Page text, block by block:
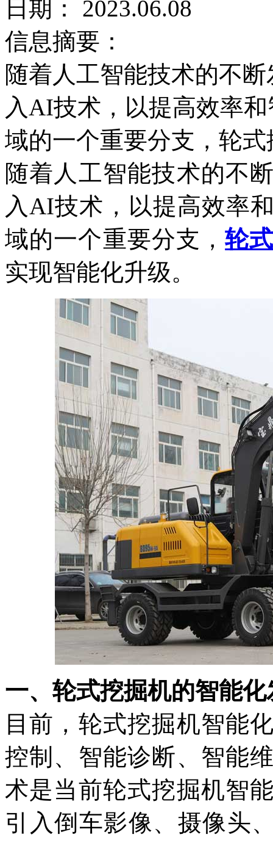
日期： 2023.06.08
信息摘要：
随着人工智能技术的不
入AI技术，以提高效率
域的一个重要分支，轮
随着人工智能技术的不
入AI技术，以提高效率
域的一个重要分支，轮
实现智能化升级。
一、轮式挖掘机的智能
目前，轮式挖掘机智能
控制、智能诊断、智能
术是当前轮式挖掘机智
引入倒车影像、摄像头